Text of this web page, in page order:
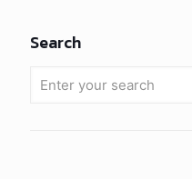
Search